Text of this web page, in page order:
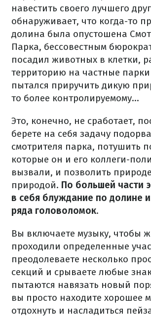
навестить своего лучшего
обнаруживает, что когда-то
долина была опустошена
Парка, бессовестным
посадил животных в клетки,
территорию на частные
пытался приручить дикую
то более контролируемому...
Это, конечно, не сработает,
берете на себя задачу
смотрителя парка, потушить
которые он и его коллеги-
вызвали, и позволить
природой. По большей части
в себя блуждание по долине
ряда головоломок.
Вы включаете музыку, чтобы
проходили определенные
преодолеваете несколько
секций и срываете любые
пытаются навязать новый
вы просто находите хорошее
отдохнуть и насладиться